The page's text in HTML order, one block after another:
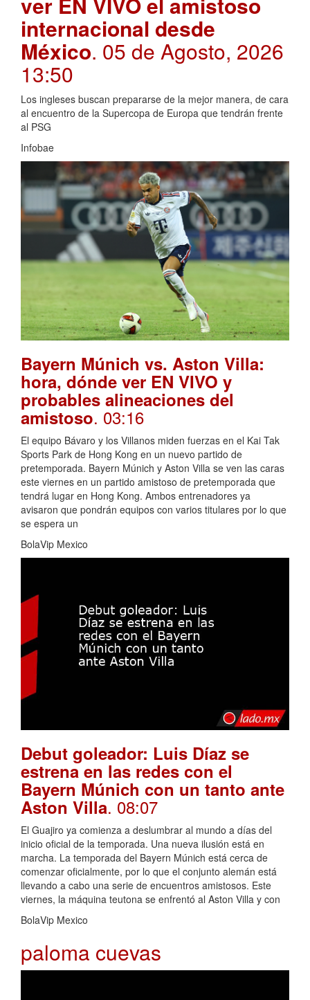
internacional desde
México. 05 de Agosto, 2026
13:50
Los ingleses buscan prepararse de la mejor manera, de cara
al encuentro de la Supercopa de Europa que tendrán frente
al PSG
Infobae
Bayern Múnich vs. Aston Villa:
hora, dónde ver EN VIVO y
probables alineaciones del
amistoso. 03:16
El equipo Bávaro y los Villanos miden fuerzas en el Kai Tak
Sports Park de Hong Kong en un nuevo partido de
pretemporada. Bayern Múnich y Aston Villa se ven las caras
este viernes en un partido amistoso de pretemporada que
tendrá lugar en Hong Kong. Ambos entrenadores ya
avisaron que pondrán equipos con varios titulares por lo que
se espera un
BolaVip Mexico
Debut goleador: Luis Díaz se
estrena en las redes con el
Bayern Múnich con un tanto ante
Aston Villa. 08:07
El Guajiro ya comienza a deslumbrar al mundo a días del
inicio oficial de la temporada. Una nueva ilusión está en
marcha. La temporada del Bayern Múnich está cerca de
comenzar oficialmente, por lo que el conjunto alemán está
llevando a cabo una serie de encuentros amistosos. Este
viernes, la máquina teutona se enfrentó al Aston Villa y con
BolaVip Mexico
paloma cuevas